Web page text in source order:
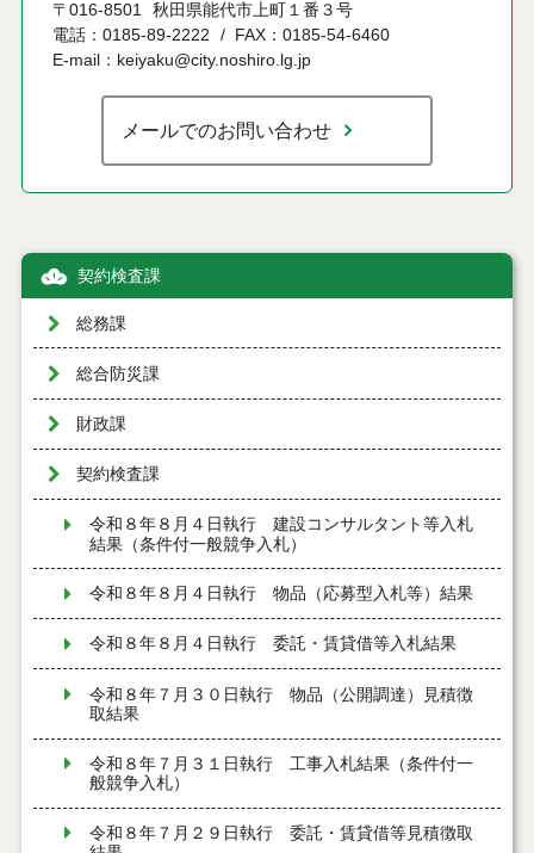
〒016-8501 秋田県能代市上町１番３号
電話：0185-89-2222
FAX：0185-54-6460
E-mail：keiyaku@city.noshiro.lg.jp
メールでのお問い合わせ
契約検査課
総務課
総合防災課
財政課
契約検査課
令和８年８月４日執行 建設コンサルタント等入札
結果（条件付一般競争入札）
令和８年８月４日執行 物品（応募型入札等）結果
令和８年８月４日執行 委託・賃貸借等入札結果
令和８年７月３０日執行 物品（公開調達）見積徴
取結果
令和８年７月３１日執行 工事入札結果（条件付一
般競争入札）
令和８年７月２９日執行 委託・賃貸借等見積徴取